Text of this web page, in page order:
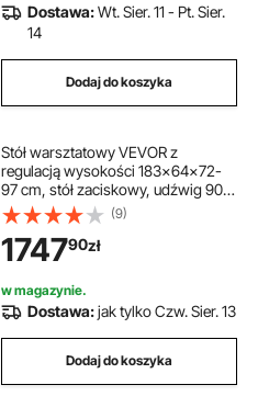
Dostawa:Wt. Sier. 11 - Pt. Sier.
14
Dodaj do koszyka
Stół warsztatowy VEVOR z
regulacją wysokości 183x64x72-
97 cm, stół zaciskowy, udźwig 900
kg, brązowy, składany stół
narzędziowy ze stali walcowanej na
zimno, wielofunkcyjny stół roboczy
do magazynu i biura
(9)
174790zł
w magazynie.
Dostawa:jak tylko Czw. Sier. 13
Dodaj do koszyka